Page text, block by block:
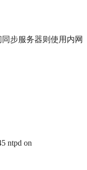
步服务器则使用内网
ntpd on